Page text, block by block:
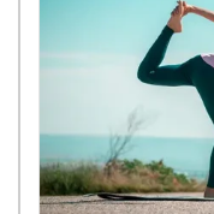
A termék nem
egészséges életmódot!
A termék nem gyógyít
helyettesítésére
kezelőorvosával. Az
Ne szedje a
vagy allergiás!